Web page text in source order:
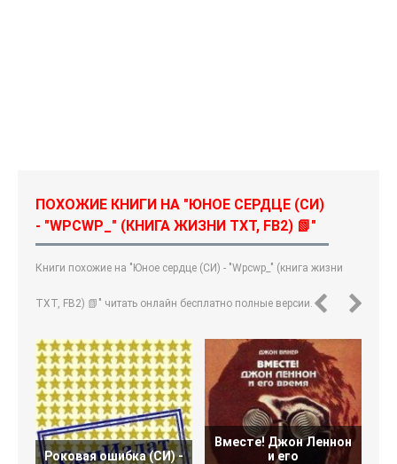
ПОХОЖИЕ КНИГИ НА "ЮНОЕ СЕРДЦЕ (СИ)
- "WPCWP_" (КНИГА ЖИЗНИ TXT, FB2) 📗"
Книги похожие на "Юное сердце (СИ) - "Wpcwp_" (книга жизни
TXT, FB2) 📗" читать онлайн бесплатно полные версии.
Роковая ошибка (СИ) -
Вместе! Джон Леннон
и его